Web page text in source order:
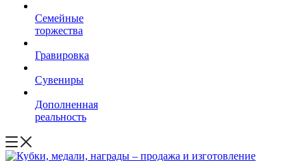
Семейные
торжества
Гравировка
Сувениры
Дополненная
реальность